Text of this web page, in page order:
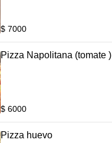
$ 7000
Pizza Napolitana (tomate )
$ 6000
Pizza huevo